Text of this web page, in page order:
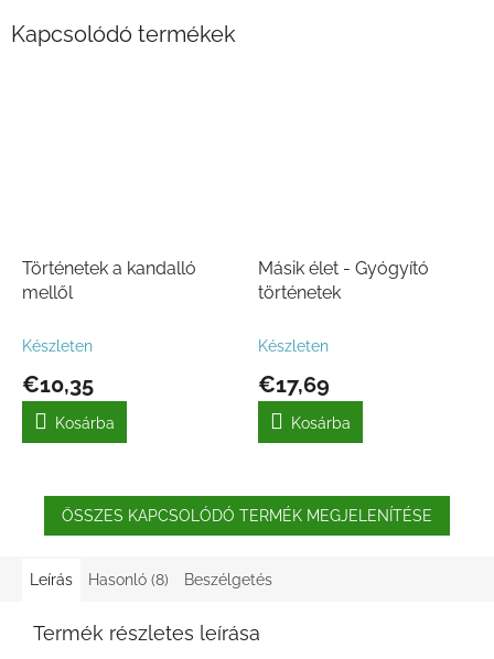
Kapcsolódó termékek
Történetek a kandalló
mellől
Készleten
€10,35
Kosárba
Másik élet - Gyógyító
történetek
Készleten
€17,69
Kosárba
ÖSSZES KAPCSOLÓDÓ TERMÉK MEGJELENÍTÉSE
Leírás Hasonló (8) Beszélgetés
Termék részletes leírása